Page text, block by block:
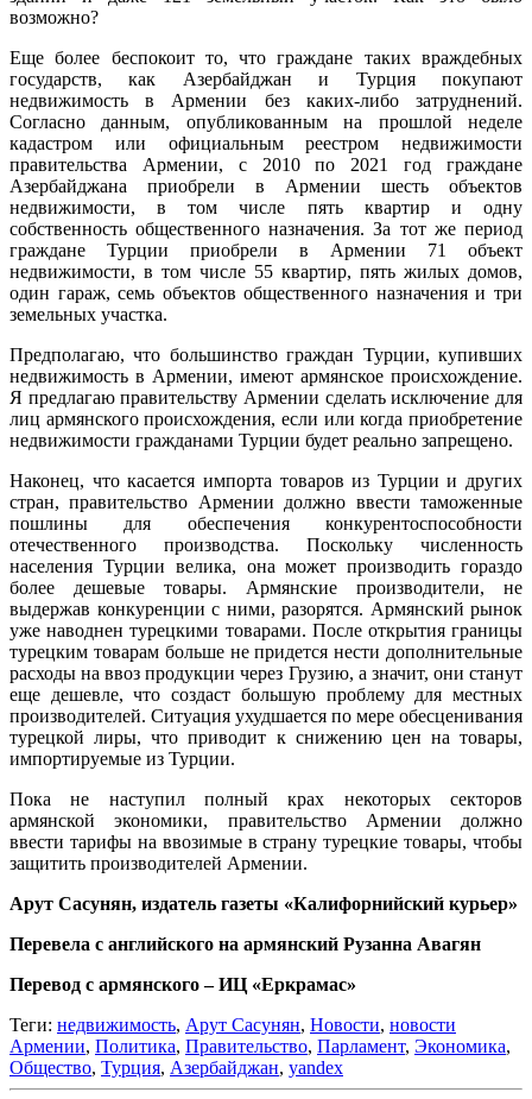
возможно?
Еще более беспокоит то, что граждане таких враждебных
государств, как Азербайджан и Турция покупают
недвижимость в Армении без каких-либо затруднений.
Согласно данным, опубликованным на прошлой неделе
кадастром или официальным реестром недвижимости
правительства Армении, с 2010 по 2021 год граждане
Азербайджана приобрели в Армении шесть объектов
недвижимости, в том числе пять квартир и одну
собственность общественного назначения. За тот же период
граждане Турции приобрели в Армении 71 объект
недвижимости, в том числе 55 квартир, пять жилых домов,
один гараж, семь объектов общественного назначения и три
земельных участка.
Предполагаю, что большинство граждан Турции, купивших
недвижимость в Армении, имеют армянское происхождение.
Я предлагаю правительству Армении сделать исключение для
лиц армянского происхождения, если или когда приобретение
недвижимости гражданами Турции будет реально запрещено.
Наконец, что касается импорта товаров из Турции и других
стран, правительство Армении должно ввести таможенные
пошлины для обеспечения конкурентоспособности
отечественного производства. Поскольку численность
населения Турции велика, она может производить гораздо
более дешевые товары. Армянские производители, не
выдержав конкуренции с ними, разорятся. Армянский рынок
уже наводнен турецкими товарами. После открытия границы
турецким товарам больше не придется нести дополнительные
расходы на ввоз продукции через Грузию, а значит, они станут
еще дешевле, что создаст большую проблему для местных
производителей. Ситуация ухудшается по мере обесценивания
турецкой лиры, что приводит к снижению цен на товары,
импортируемые из Турции.
Пока не наступил полный крах некоторых секторов
армянской экономики, правительство Армении должно
ввести тарифы на ввозимые в страну турецкие товары, чтобы
защитить производителей Армении.
Арут Сасунян, издатель газеты «Калифорнийский курьер»
Перевела с английского на армянский Рузанна Авагян
Перевод с армянского – ИЦ «Еркрамас»
Теги: недвижимость, Арут Сасунян, Новости, новости
Армении, Политика, Правительство, Парламент, Экономика,
Общество, Турция, Азербайджан, yandex